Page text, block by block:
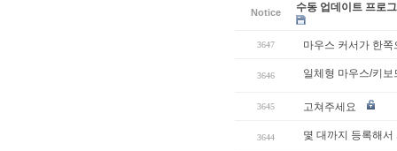
Notice 수동 업데이트 프로
3647 마우스 커서가 한
3646 일체형 마우스/키
3645 고쳐주세요
3644 몇 대까지 등록해